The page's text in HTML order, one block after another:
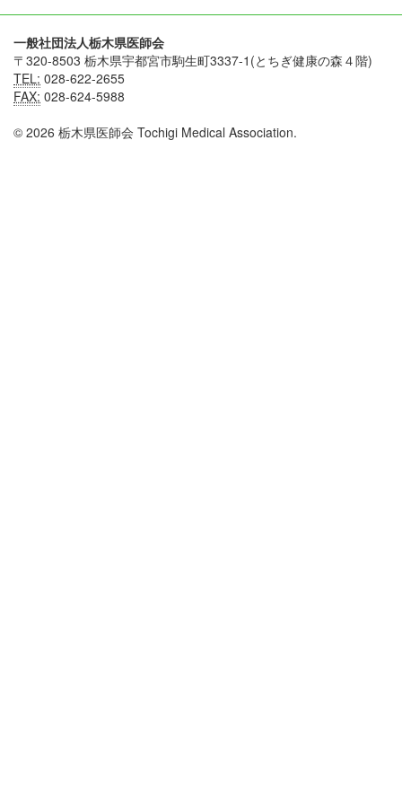
一般社団法人栃木県医師会
〒320-8503 栃木県宇都宮市駒生町3337-1(とちぎ健康の森４階)
TEL: 028-622-2655
FAX: 028-624-5988
© 2026 栃木県医師会 Tochigi Medical Association.